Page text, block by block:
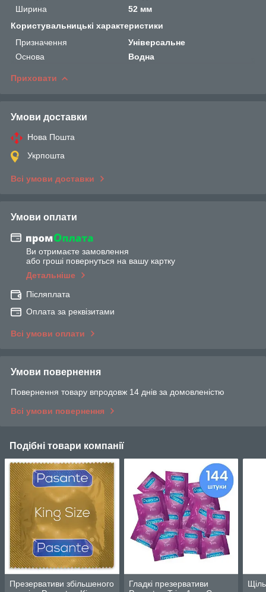
Ширина
52 мм
Користувальницькі характеристики
Призначення
Універсальне
Основа
Водна
Приховати
Умови доставки
Нова Пошта
Укрпошта
Всі умови доставки
Умови оплати
Ви отримаєте замовлення
або гроші повернуться на вашу картку
Детальніше
Післяплата
Оплата за реквізитами
Всі умови оплати
Умови повернення
Повернення товару впродовж 14 днів за домовленістю
Всі умови повернення
Подібні товари компанії
Презервативи збільшеного
Гладкі презервативи